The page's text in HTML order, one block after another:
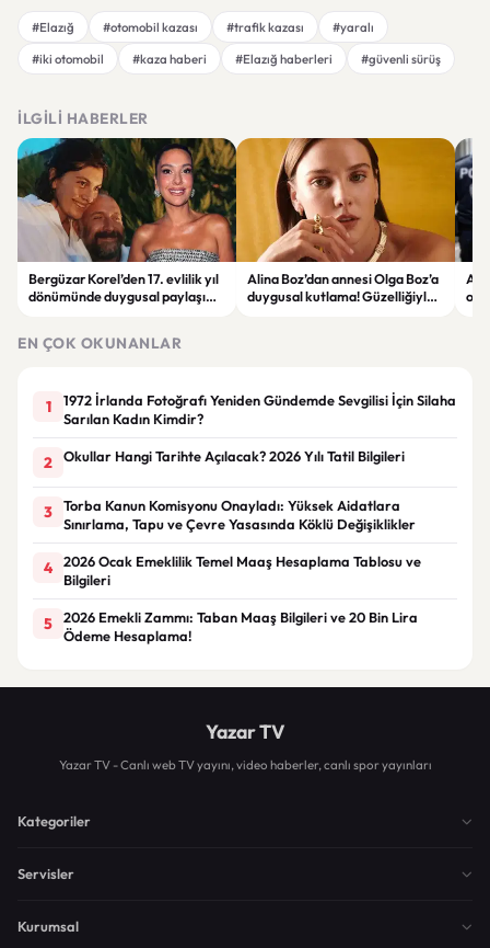
#Elazığ #otomobil kazası #trafik kazası
#yaralı
#iki otomobil
#kaza haberi #Elazığ haberleri #güvenli sürüş
İLGILI HABERLER
Bergüzar Korel’den 17. evlilik yıl
dönümünde duygusal paylaşım!
Alina Boz’dan annesi Olga Boz’a
duygusal kutlama! Güzelliğiyle
EN ÇOK OKUNANLAR
1
1972 İrlanda Fotoğrafı Yeniden Gündemde Sevgilisi İçin Silaha
Sarılan Kadın Kimdir?
2 Okullar Hangi Tarihte Açılacak? 2026 Yılı Tatil Bilgileri
3
Torba Kanun Komisyonu Onayladı: Yüksek Aidatlara
Sınırlama, Tapu ve Çevre Yasasında Köklü Değişiklikler
4
2026 Ocak Emeklilik Temel Maaş Hesaplama Tablosu ve
Bilgileri
5
2026 Emekli Zammı: Taban Maaş Bilgileri ve 20 Bin Lira
Ödeme Hesaplama!
Yazar TV
Yazar TV - Canlı web TV yayını, video haberler, canlı spor yayınları
Kategoriler
Servisler
Kurumsal